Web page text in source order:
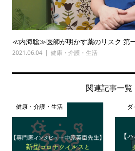
≪内海聡≫医師が明かす薬のリスク 第
2021.06.04 健康・介護・生活
関連記事一覧
健康・介護・生活 ダ